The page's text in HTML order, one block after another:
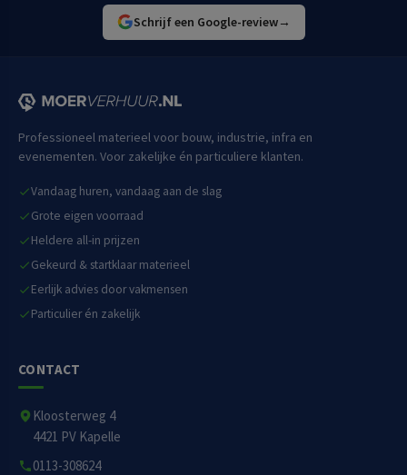
Schrijf een Google-review→
Professioneel materieel voor bouw, industrie, infra en
evenementen. Voor zakelijke én particuliere klanten.
Vandaag huren, vandaag aan de slag
Grote eigen voorraad
Heldere all-in prijzen
Gekeurd & startklaar materieel
Eerlijk advies door vakmensen
Particulier én zakelijk
CONTACT
Kloosterweg 4
4421 PV Kapelle
0113-308624